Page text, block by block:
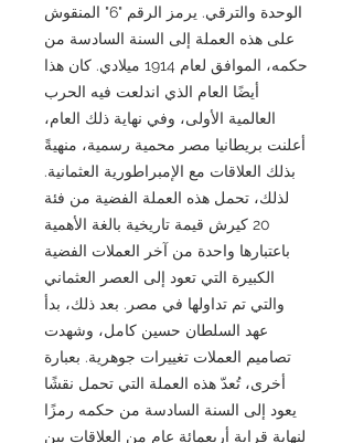
الوحدة والترقي. يرمز الرقم "6" المنقوش
على هذه العملة إلى السنة السادسة من
حكمه، الموافق لعام 1914 ميلادي. كان هذا
أيضًا العام الذي اندلعت فيه الحرب
العالمية الأولى، وفي نهاية ذلك العام،
أعلنت بريطانيا مصر محمية رسمية، منهيةً
بذلك العلاقات مع الإمبراطورية العثمانية.
لذلك، تحمل هذه العملة الفضية من فئة
20 كيرش قيمة تاريخية بالغة الأهمية
باعتبارها واحدة من آخر العملات الفضية
الكبيرة التي تعود إلى العصر العثماني
والتي تم تداولها في مصر. بعد ذلك، بدأ
عهد السلطان حسين كامل، وشهدت
تصاميم العملات تغييرات جوهرية. بعبارة
أخرى، تُعدّ هذه العملة التي تحمل نقشًا
يعود إلى السنة السادسة من حكمه رمزًا
لنهاية قرابة أربعمائة عام من العلاقات بين